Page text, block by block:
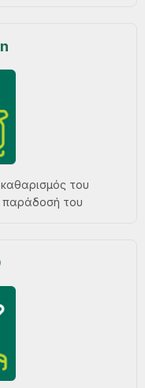
του
παράδοσή του